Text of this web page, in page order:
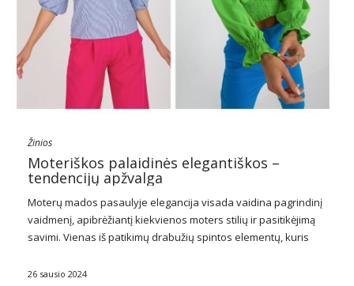
Žinios
Moteriškos palaidinės elegantiškos –
tendencijų apžvalga
Moterų mados pasaulyje elegancija visada vaidina pagrindinį
vaidmenį, apibrėžiantį kiekvienos moters stilių ir pasitikėjimą
savimi. Vienas iš patikimų drabužių spintos elementų, kuris
yraelegantiškos moteriškos palaidinės
26 sausio 2024